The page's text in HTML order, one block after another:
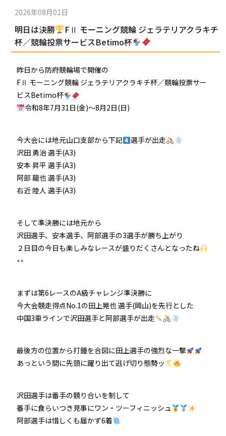
2026年08月01日
明日は決勝
FⅡ モーニング競輪 ジェラテリアクラキチ
杯／競輪投票サービスBetimo杯
昨日から防府競輪場で開催の
FⅡ モーニング競輪 ジェラテリアクラキチ杯／競輪投票サー
ビスBetimo杯
令和8年7月31日(金)〜8月2日(日)
今大会には地元山口支部から下記
選手が出走
沢田 勇治 選手(A3)
安本 昇平 選手(A3)
阿部 龍也 選手(A3)
右近 陸人 選手(A3)
そして準決勝には地元から
沢田選手、安本選手、阿部選手の3選手が勝ち上がり
２日目の今日も楽しみなレースが盛りだくさんとなったね
まずは第6レースのA級チャレンジ準決勝に
今大会競走得点No.1の田上晃也 選手(岡山)を先行とした
中国3車ラインで沢田選手と阿部選手が出走
最後方の位置から打鍾を合図に田上選手の強烈な一撃
あっという間に先頭に躍り出て逃げ切り態勢ッ
沢田選手は番手の競り合いを制して
番手に食らいつき見事にワン・ツーフィニッシュ
阿部選手は惜しくも届かず6着